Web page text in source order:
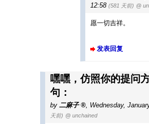
12:58 (581 天前) @
愿一切吉祥。
发表回复
嘿嘿，仿照你的提问
句：
by 二麻子 , Wednesday,
天前) @ unchained